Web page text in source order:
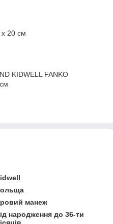
20 см
манеж
народження до 36-ти